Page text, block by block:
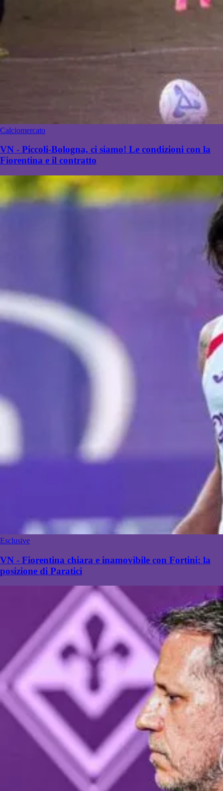
Calciomercato
VN - Piccoli-Bologna, ci siamo! Le condizioni con la
Fiorentina e il contratto
Esclusive
VN - Fiorentina chiara e inamovibile con Fortini: la
posizione di Paratici